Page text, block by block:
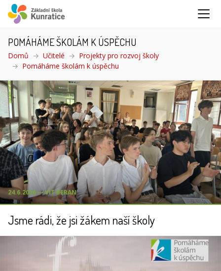
POMÁHÁME ŠKOLÁM K ÚSPĚCHU
Domů Učitelé
Projekty pro rozvoj školy
Pomáháme školám k úspěchu
24.6.2026 ― VÍT BERAN
Jsme rádi, že jsi žákem naší školy